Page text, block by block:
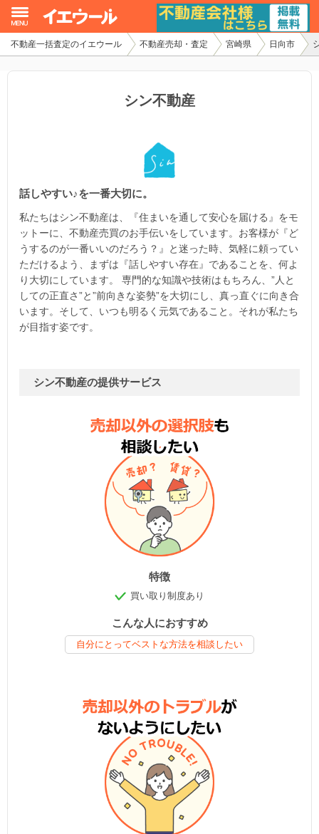
不動産一括査定のイエウール 不動産売却・査定 宮崎県 日向市
シン不動産
話しやすい♪を一番大切に。
私たちはシン不動産は、『住まいを通して安心を届ける』をモ
ットーに、不動産売買のお手伝いをしています。お客様が『ど
うするのが一番いいのだろう？』と迷った時、気軽に頼ってい
ただけるよう、まずは『話しやすい存在』であることを、何よ
り大切にしています。 専門的な知識や技術はもちろん、”人と
しての正直さ”と”前向きな姿勢”を大切にし、真っ直ぐに向き合
います。そして、いつも明るく元気であること。それが私たち
が目指す姿です。
シン不動産の提供サービス
特徴
買い取り制度あり
こんな人におすすめ
自分にとってベストな方法を相談したい
イエウール加盟希望の不動産会社様
家査定シミュレーター
お問い合わせ